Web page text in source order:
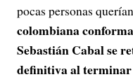
pocas personas
colombiana
Sebastián Cabal se
definitiva al terminar